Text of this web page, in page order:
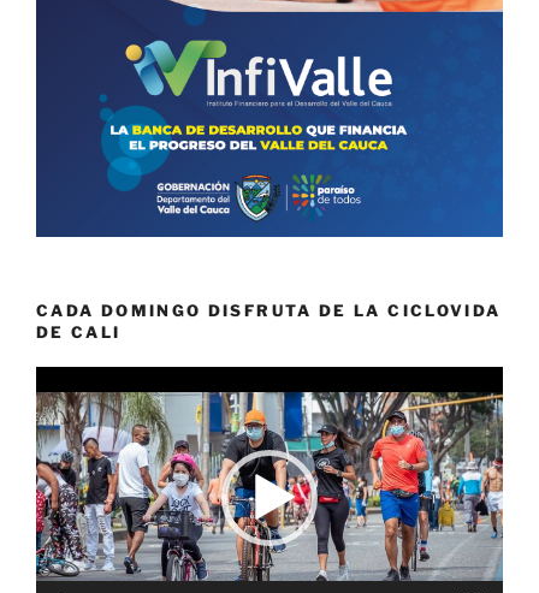
CADA DOMINGO DISFRUTA DE LA CICLOVIDA
DE CALI
de
vídeo